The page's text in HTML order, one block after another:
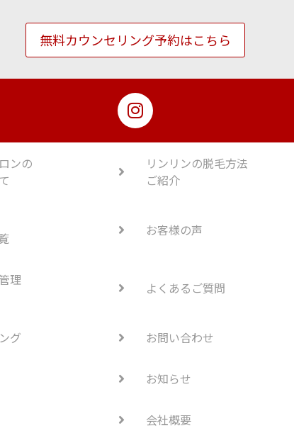
無料カウンセリング予約はこちら
ンの
リンリンの脱毛方法
ご紹介
お客様の声
理
よくあるご質問
グ お問い合わせ
お知らせ
会社概要